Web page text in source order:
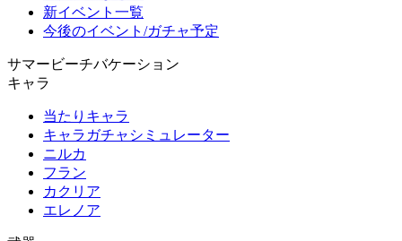
新イベント一覧
今後のイベント/ガチャ予定
サマービーチバケーション
キャラ
当たりキャラ
キャラガチャシミュレーター
ニルカ
フラン
カクリア
エレノア